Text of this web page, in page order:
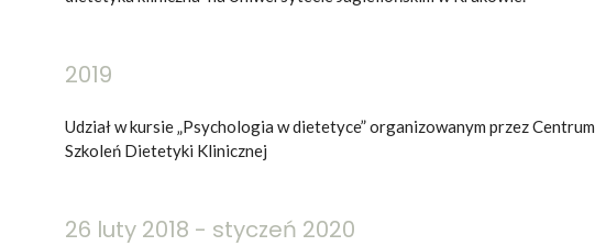
2019
Udział w kursie „Psychologia w dietetyce” organizowanym przez Centrum
Szkoleń Dietetyki Klinicznej
26 luty 2018 - styczeń 2020